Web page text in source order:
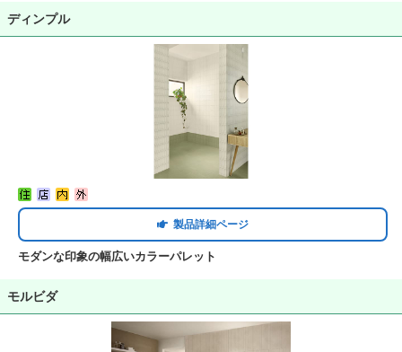
ディンプル
製品詳細ページ
モダンな印象の幅広いカラーパレット
モルビダ